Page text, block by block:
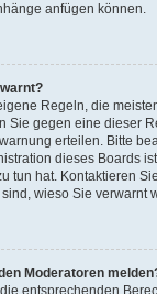
anfügen können.
Regeln, die
Sie gegen eine dieser
erteilen. Bitte
dieses Boards
tun hat. Kontaktieren
wieso Sie verwarnt
Moderatoren
entsprechenden